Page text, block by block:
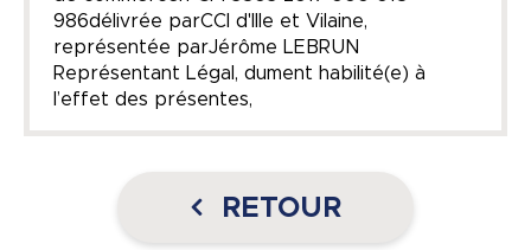
986délivrée parCCI d'Ille et Vilaine,
représentée parJérôme LEBRUN
Représentant Légal, dument habilité(e) à
l’effet des présentes,
RETOUR